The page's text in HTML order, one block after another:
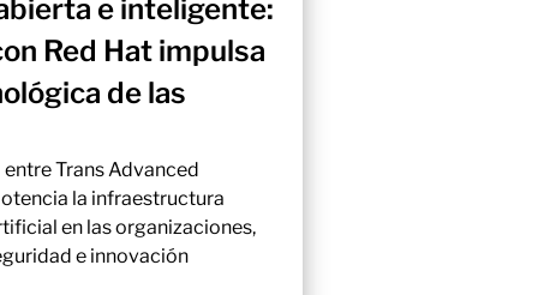
e inteligente:
Red Hat impulsa
de las
Trans Advanced
la infraestructura
en las organizaciones,
e innovación